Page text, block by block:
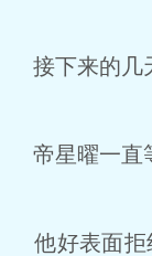
接下来的几
帝星曜一直
他好表面拒